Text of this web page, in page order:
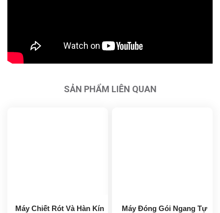
SẢN PHẨM LIÊN QUAN
Máy Chiết Rót Và Hàn Kín
Máy Đóng Gói Ngang Tự